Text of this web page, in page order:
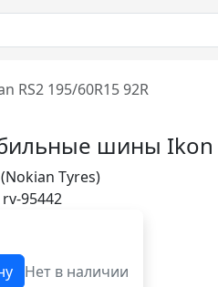
195/60R15 92R
шины Ikon
Tyres)
95442
Нет в наличии